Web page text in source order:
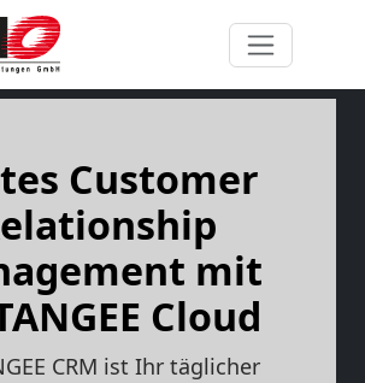
Customer
mit
Cloud
CRM ist Ihr täglicher